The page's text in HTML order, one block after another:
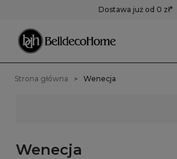
Dostawa już od 0 zł*
Strona główna Wenecja
Wenecja